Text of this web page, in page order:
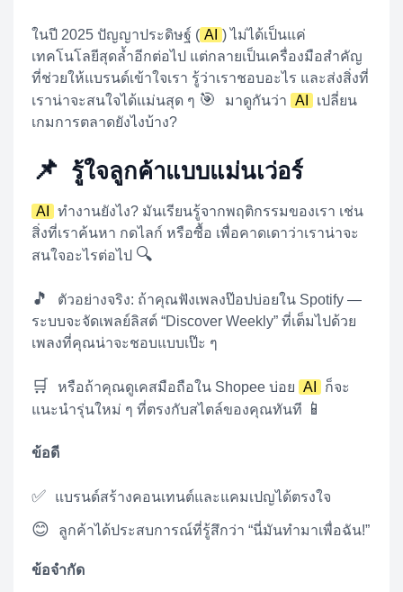
ในปี 2025 ปัญญาประดิษฐ์ ( AI ) ไม่ได้เป็นแค่
เทคโนโลยีสุดล้ำอีกต่อไป แต่กลายเป็นเครื่องมือสำคัญ
ที่ช่วยให้แบรนด์เข้าใจเรา รู้ว่าเราชอบอะไร และส่งสิ่งที่
เราน่าจะสนใจได้แม่นสุด ๆ 🎯 มาดูกันว่า AI
เปลี่ยน
เกมการตลาดยังไงบ้าง?
📌 รู้ใจลูกค้าแบบแม่นเว่อร์
AI
ทำงานยังไง? มันเรียนรู้จากพฤติกรรมของเรา เช่น
สิ่งที่เราค้นหา กดไลก์ หรือซื้อ เพื่อคาดเดาว่าเราน่าจะ
สนใจอะไรต่อไป 🔍
🎵
ตัวอย่างจริง: ถ้าคุณฟังเพลงป๊อปบ่อยใน Spotify —
ระบบจะจัดเพลย์ลิสต์ “Discover Weekly” ที่เต็มไปด้วย
เพลงที่คุณน่าจะชอบแบบเป๊ะ ๆ
🛒 หรือถ้าคุณดูเคสมือถือใน Shopee บ่อย AI
ก็จะ
แนะนำรุ่นใหม่ ๆ ที่ตรงกับสไตล์ของคุณทันที
📱
ข้อดี
✅ แบรนด์สร้างคอนเทนต์และแคมเปญได้ตรงใจ
😊 ลูกค้าได้ประสบการณ์ที่รู้สึกว่า “นี่มันทำมาเพื่อฉัน!”
ข้อจำกัด